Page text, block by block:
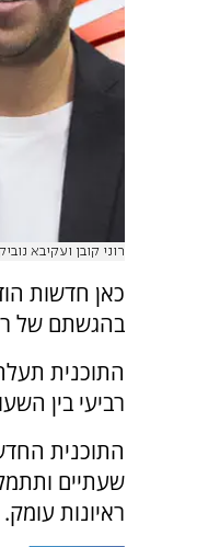
רוני קובן ועקיבא נוביק
כאן חדשות
בהגשתם של
רביעי בין השעות 10:00 ל-12:00
התוכנית
שעתיים
ראיונות עומק.